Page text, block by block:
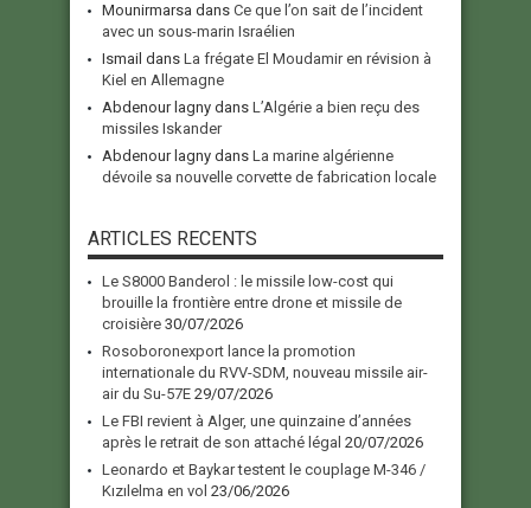
Mounirmarsa dans Ce que l’on sait de l’incident
avec un sous-marin Israélien
Ismail dans La frégate El Moudamir en révision à
Kiel en Allemagne
Abdenour lagny dans L’Algérie a bien reçu des
missiles Iskander
Abdenour lagny dans La marine algérienne
dévoile sa nouvelle corvette de fabrication locale
ARTICLES RECENTS
Le S8000 Banderol : le missile low-cost qui
brouille la frontière entre drone et missile de
croisière 30/07/2026
Rosoboronexport lance la promotion
internationale du RVV-SDM, nouveau missile air-
air du Su-57E 29/07/2026
Le FBI revient à Alger, une quinzaine d’années
après le retrait de son attaché légal 20/07/2026
Leonardo et Baykar testent le couplage M-346 /
Kızılelma en vol 23/06/2026